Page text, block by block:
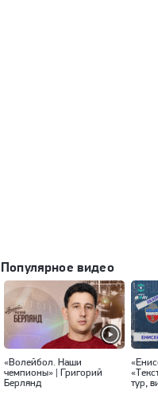
Популярное видео
«Волейбол. Наши
чемпионы» | Григорий
Берлянд
тур,